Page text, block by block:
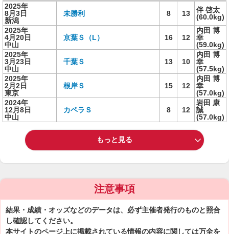
2025年
8月3日
新潟
未勝利 8 13
伴 啓太
(60.0kg)
2025年
4月20日
中山
京葉Ｓ（L） 16 12
内田 博
幸
(59.0kg)
2025年
3月23日
中山
千葉Ｓ 13 10
内田 博
幸
(57.5kg)
2025年
2月2日
東京
根岸Ｓ 15 12
内田 博
幸
(57.0kg)
2024年
12月8日
中山
カペラＳ 8 12
岩田 康
誠
(57.0kg)
もっと見る
注意事項
結果・成績・オッズなどのデータは、必ず主催者発行のものと照合
し確認してください。
本サイトのページ上に掲載されている情報の内容に関しては万全を